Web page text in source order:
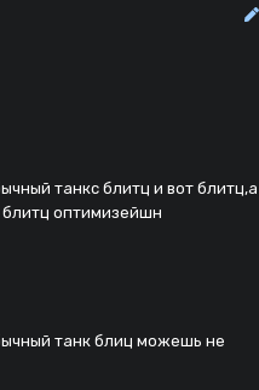
танкс блитц и вот блитц,а
блитц оптимизейшн
танк блиц можешь не